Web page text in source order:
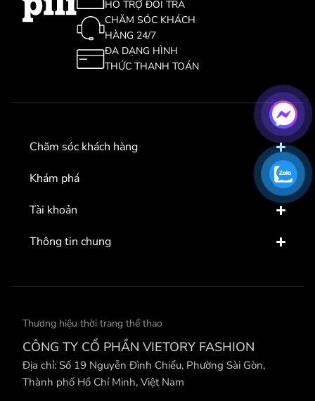
HỖ TRỢ ĐỔI TRẢ
CHĂM SÓC KHÁCH
HÀNG 24/7
ĐA DẠNG HÌNH
THỨC THANH TOÁN
Chăm sóc khách hàng
Khám phá
Tài khoản
Thông tin chung
Thương hiệu thời trang thể thao
CÔNG TY CỔ PHẦN VIETORY FASHION
Địa chỉ: Số 19 Nguyễn Đình Chiểu, Phường Sài Gòn,
Thành phố Hồ Chí Minh, Việt Nam